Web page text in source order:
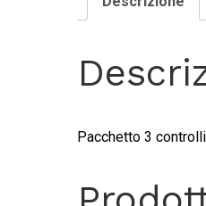
Pacchetto 3 controlli